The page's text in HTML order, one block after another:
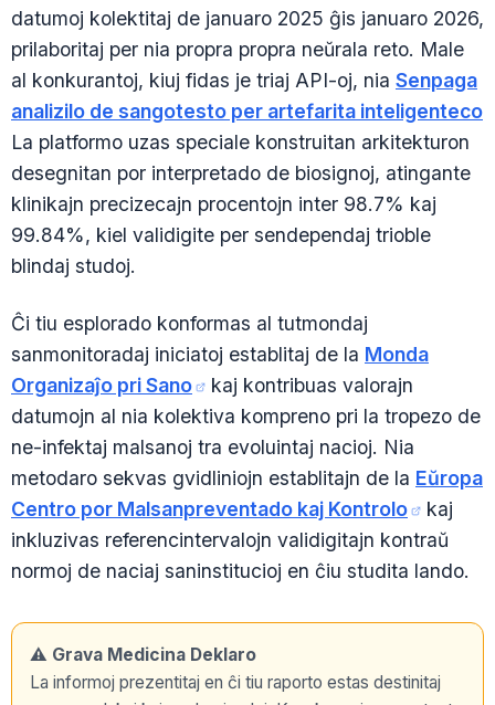
datumoj kolektitaj de januaro 2025 ĝis januaro 2026,
prilaboritaj per nia propra propra neŭrala reto. Male
al konkurantoj, kiuj fidas je triaj API-oj, nia Senpaga
analizilo de sangotesto per artefarita inteligenteco
La platformo uzas speciale konstruitan arkitekturon
desegnitan por interpretado de biosignoj, atingante
klinikajn precizecajn procentojn inter 98.7% kaj
99.84%, kiel validigite per sendependaj trioble
blindaj studoj.
Ĉi tiu esplorado konformas al tutmondaj
sanmonitoradaj iniciatoj establitaj de la Monda
Organizaĵo pri Sano
kaj kontribuas valorajn
datumojn al nia kolektiva kompreno pri la tropezo de
ne-infektaj malsanoj tra evoluintaj nacioj. Nia
metodaro sekvas gvidliniojn establitajn de la Eŭropa
Centro por Malsanpreventado kaj Kontrolo
kaj
inkluzivas referencintervalojn validigitajn kontraŭ
normoj de naciaj saninstitucioj en ĉiu studita lando.
⚠️ Grava Medicina Deklaro
La informoj prezentitaj en ĉi tiu raporto estas destinitaj